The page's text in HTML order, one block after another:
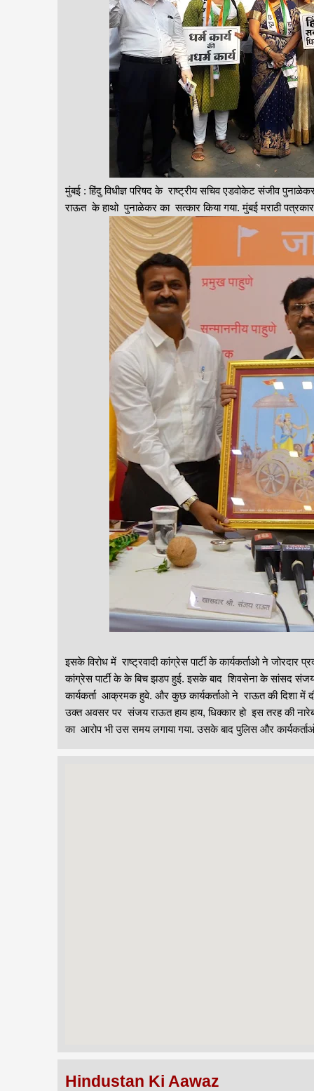
मुंबई : हिंदु विधीज्ञ परिषद के राष्ट्रीय सचिव एडवोकेट संजीव
राऊत के हाथो पुनाळेकर का सत्कार किया गया. मुंबई मराठी
इसके विरोध में राष्ट्रवादी कांग्रेस पार्टी के कार्यकर्ताओ ने
कांग्रेस पार्टी के के बिच झडप हुई. इसके बाद शिवसेना के सांसद
कार्यकर्ता आक्रमक हुवे. और कुछ कार्यकर्ताओ ने राऊत की दिशा में
उक्त अवसर पर संजय राऊत हाय हाय, धिक्कार हो इस तरह की
का आरोप भी उस समय लगाया गया. उसके बाद पुलिस और
Hindustan Ki Aawaz